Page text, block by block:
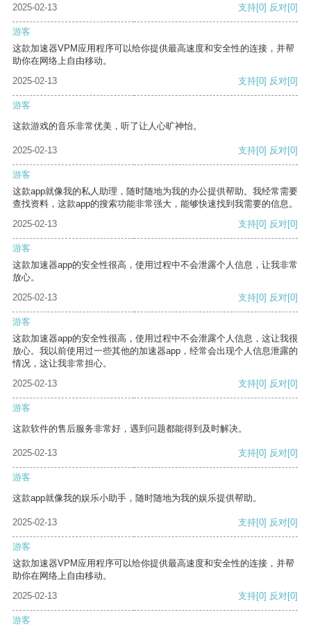
2025-02-13 支持[0] 反对[0]
游客
这款加速器VPM应用程序可以给你提供最高速度和安全性的连接，并帮
助你在网络上自由移动。
2025-02-13
支持[0] 反对[0]
游客
这款游戏的音乐非常优美，听了让人心旷神怡。
2025-02-13 支持[0] 反对[0]
游客
这款app就像我的私人助理，随时随地为我的办公提供帮助。我经常需要
查找资料，这款app的搜索功能非常强大，能够快速找到我需要的信息。
2025-02-13
支持[0] 反对[0]
游客
这款加速器app的安全性很高，使用过程中不会泄露个人信息，让我非常
放心。
2025-02-13
支持[0] 反对[0]
游客
这款加速器app的安全性很高，使用过程中不会泄露个人信息，这让我很
放心。我以前使用过一些其他的加速器app，经常会出现个人信息泄露的
情况，这让我非常担心。
2025-02-13
支持[0] 反对[0]
游客
这款软件的售后服务非常好，遇到问题都能得到及时解决。
2025-02-13 支持[0] 反对[0]
游客
这款app就像我的娱乐小助手，随时随地为我的娱乐提供帮助。
2025-02-13 支持[0] 反对[0]
游客
这款加速器VPM应用程序可以给你提供最高速度和安全性的连接，并帮
助你在网络上自由移动。
2025-02-13
支持[0] 反对[0]
游客